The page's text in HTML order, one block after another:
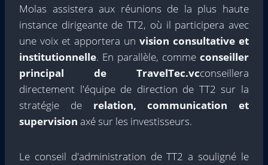
Molas assistera aux réunions de la plus haute
instance dirigeante de TT2, où il participera avec
une voix et apportera un vision consultative et
institutionnelle. En parallèle, comme conseiller
principal de TravelTec.vcconseillera
directement l'équipe de direction de TT2 sur la
stratégie de relation, communication et
supervision axé sur les investisseurs.
Le conseil d'administration de TT2 a souligné le